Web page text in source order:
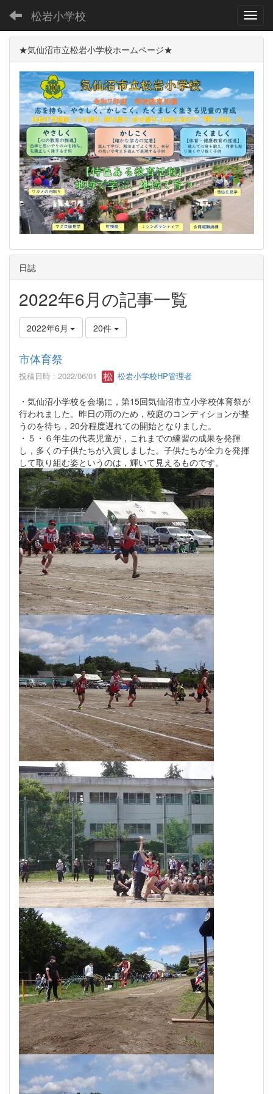
松岩小学校
★気仙沼市立松岩小学校ホームページ★
日誌
2022年6月の記事一覧
2022年6月 20件
市体育祭
投稿日時 : 2022/06/01 松岩小学校HP管理者
・気仙沼小学校を会場に，第15回気仙沼市立小学校体育祭が
行われました。昨日の雨のため，校庭のコンディションが整
うのを待ち，20分程度遅れての開始となりました。
・５・６年生の代表児童が，これまでの練習の成果を発揮
し，多くの子供たちが入賞しました。子供たちが全力を発揮
して取り組む姿というのは，輝いて見えるものです。